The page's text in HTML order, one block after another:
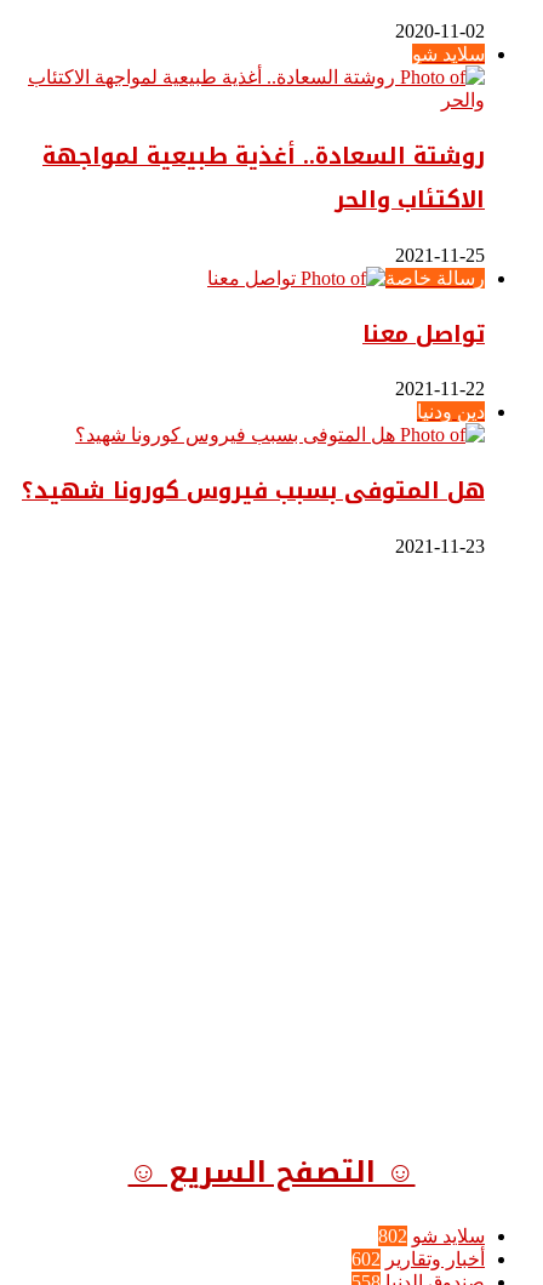
2020-11-02
سلايد شو
روشتة السعادة.. أغذية طبيعية لمواجهة
الاكتئاب والحر
2021-11-25
رسالة خاصة
تواصل معنا
2021-11-22
دين ودنيا
هل المتوفى بسبب فيروس كورونا شهيد؟
2021-11-23
☺ التصفح السريع ☺
سلايد شو 802
أخبار وتقارير 602